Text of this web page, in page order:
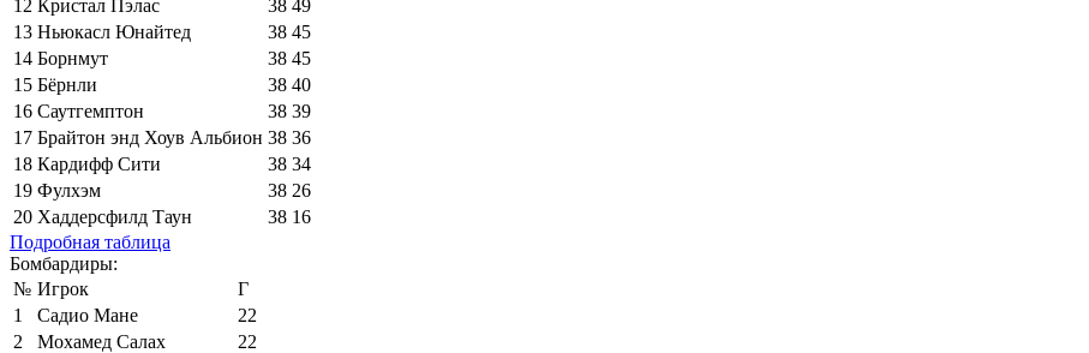
12 Кристал Пэлас 38 49
13 Ньюкасл Юнайтед 38 45
14 Борнмут 38 45
15 Бёрнли 38 40
16 Саутгемптон 38 39
17 Брайтон энд Хоув Альбион 38 36
18 Кардифф Сити 38 34
19 Фулхэм 38 26
20 Хаддерсфилд Таун 38 16
Подробная таблица
Бомбардиры:
№ Игрок
Г
1
Садио Мане
22
2
Мохамед Салах
22